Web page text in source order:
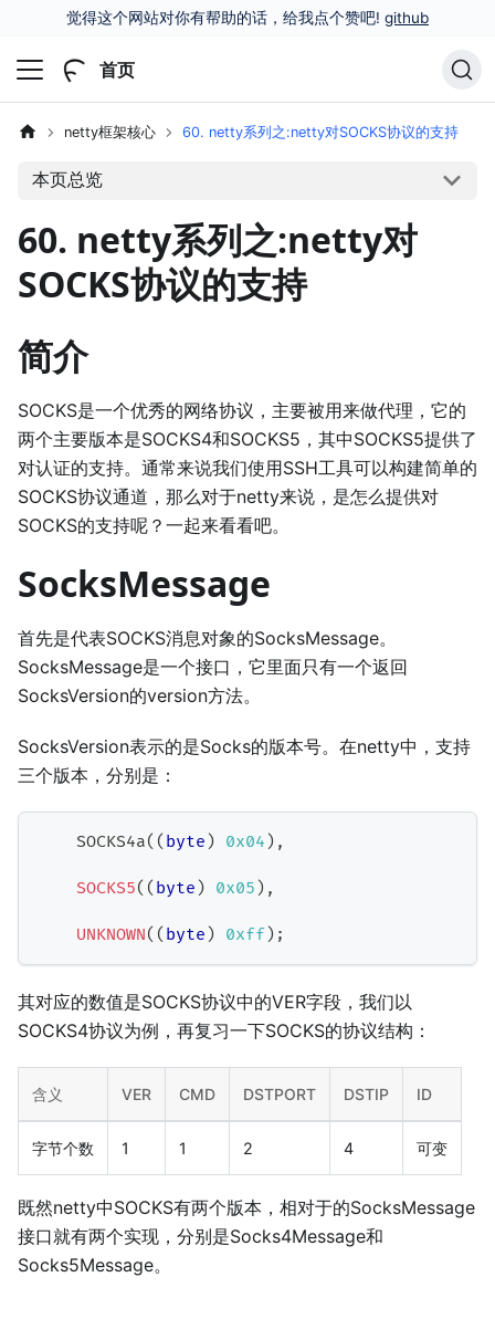
觉得这个网站对你有帮助的话，给我点个赞吧! github
首页
netty框架核心 60. netty系列之:netty对SOCKS协议的支持
本页总览
60. netty系列之:netty对
SOCKS协议的支持
简介
SOCKS是一个优秀的网络协议，主要被用来做代理，它的
两个主要版本是SOCKS4和SOCKS5，其中SOCKS5提供了
对认证的支持。通常来说我们使用SSH工具可以构建简单的
SOCKS协议通道，那么对于netty来说，是怎么提供对
SOCKS的支持呢？一起来看看吧。
SocksMessage
首先是代表SOCKS消息对象的SocksMessage。
SocksMessage是一个接口，它里面只有一个返回
SocksVersion的version方法。
SocksVersion表示的是Socks的版本号。在netty中，支持
三个版本，分别是：
SOCKS4a( ( byte ) 0x04 ) ,
SOCKS5( ( byte ) 0x05 ) ,
UNKNOWN( ( byte ) 0xff) ;
其对应的数值是SOCKS协议中的VER字段，我们以
SOCKS4协议为例，再复习一下SOCKS的协议结构：
含义 VER CMD DSTPORT DSTIP ID
字节个数 1 1 2 4 可变
既然netty中SOCKS有两个版本，相对于的SocksMessage
接口就有两个实现，分别是Socks4Message和
Socks5Message。